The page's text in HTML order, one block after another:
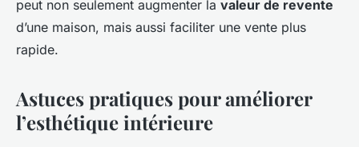
peut non seulement augmenter la valeur de revente
d’une maison, mais aussi faciliter une vente plus
rapide.
Astuces pratiques pour améliorer
l’esthétique intérieure